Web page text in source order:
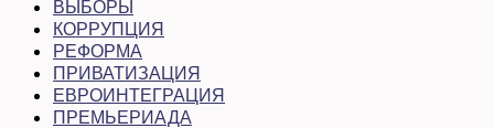
ВЫБОРЫ
КОРРУПЦИЯ
РЕФОРМА
ПРИВАТИЗАЦИЯ
ЕВРОИНТЕГРАЦИЯ
ПРЕМЬЕРИАДА